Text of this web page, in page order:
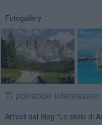
Fotogallery
Ti potrebbe interessare
Articoli dal Blog “Le stelle di